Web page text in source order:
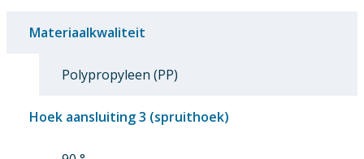
Materiaalkwaliteit
Polypropyleen (PP)
Hoek aansluiting 3 (spruithoek)